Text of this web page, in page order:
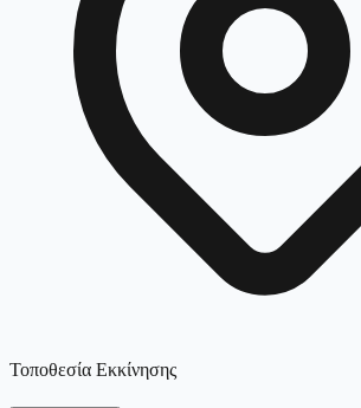
Τοποθεσία Εκκίνησης